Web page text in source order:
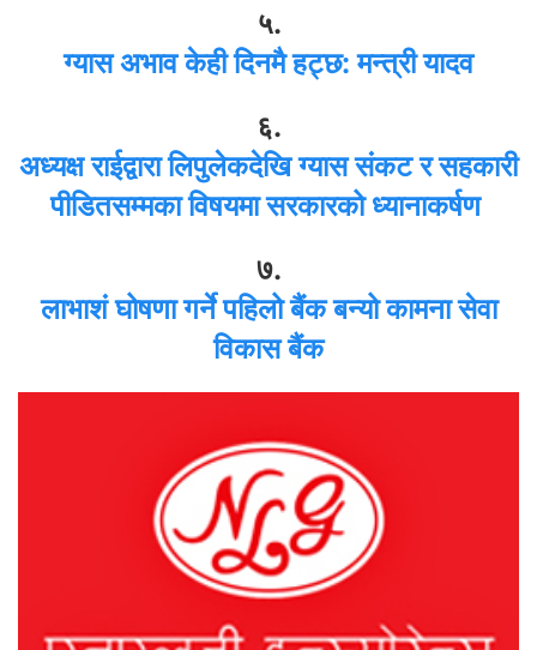
५.
ग्यास अभाव केही दिनमै हट्छ: मन्त्री यादव
६.
अध्यक्ष राईद्वारा लिपुलेकदेखि ग्यास संकट र सहकारी
पीडितसम्मका विषयमा सरकारको ध्यानाकर्षण
७.
लाभाशं घोषणा गर्ने पहिलो बैंक बन्यो कामना सेवा
विकास बैंक